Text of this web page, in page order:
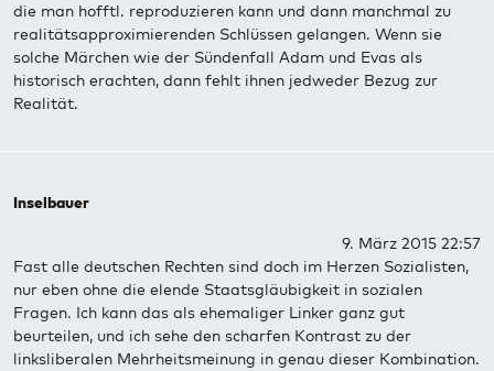
die man hofftl. reproduzieren kann und dann manchmal zu
realitätsapproximierenden Schlüssen gelangen. Wenn sie
solche Märchen wie der Sündenfall Adam und Evas als
historisch erachten, dann fehlt ihnen jedweder Bezug zur
Realität.
Inselbauer
9. März 2015 22:57
Fast alle deutschen Rechten sind doch im Herzen Sozialisten,
nur eben ohne die elende Staatsgläubigkeit in sozialen
Fragen. Ich kann das als ehemaliger Linker ganz gut
beurteilen, und ich sehe den scharfen Kontrast zu der
linksliberalen Mehrheitsmeinung in genau dieser Kombination.